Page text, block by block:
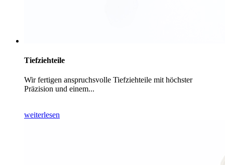
Tiefziehteile
Wir fertigen anspruchsvolle Tiefziehteile mit höchster
Präzision und einem...
weiterlesen